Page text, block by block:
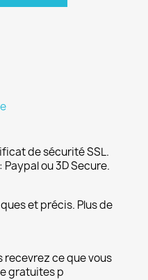
de sécurité SSL.
ou 3D Secure.
et précis. Plus de
ce que vous
gratuites p